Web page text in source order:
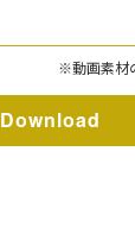
※動画素材
Download